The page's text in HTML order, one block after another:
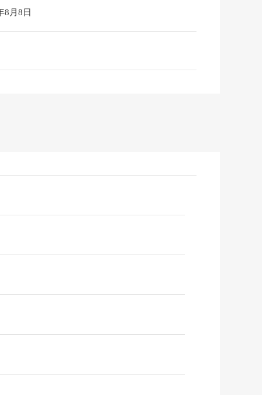
8月8日